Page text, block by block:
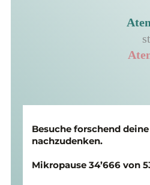
Besuche forschend
nach­zu­denken.
Mikropause 34’666 von